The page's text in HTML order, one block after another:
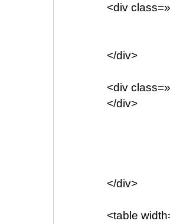
<div
</div>
<div
</div>
</div>
<table